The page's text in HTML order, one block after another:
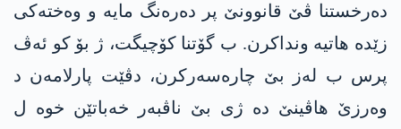
دەرخستنا ڤێ قانوونێ پر دەرەنگ مایە و وەختەکی
زێدە ھاتیە ونداکرن. ب گۆتنا کۆچیگت، ژ بۆ کو ئەڤ
پرس ب لەز بێ چارەسەرکرن، دڤێت پارلامەن د
وەرزێ ھاڤینێ دە ژی بێ ناڤبەر خەباتێن خوە ل